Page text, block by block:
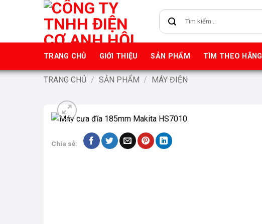
dung
Tìm
kiếm:
TRANG CHỦ GIỚI THIỆU SẢN PHẨM TÌM THEO HÃNG
TRANG CHỦ / SẢN PHẨM / MÁY ĐIỆN
-9%
Chia sẻ: